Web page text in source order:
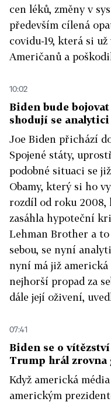
cen léků, změny v
především cílená
covidu-19, která si
Američanů a
10:02
Biden bude
shodují se analytici
Joe Biden přichází
Spojené státy,
podobné situaci se
Obamy, který si ho
rozdíl od roku 2008,
zasáhla hypoteční
Lehman Brother a
sebou, se nyní
nyní má již
nejhorší propad za
dále její oživení,
07:41
Biden se o
Trump hrál zrovna
Když americká
americkým